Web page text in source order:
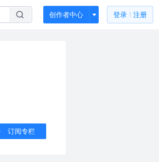
创作者中心 登录 注册
订阅专栏